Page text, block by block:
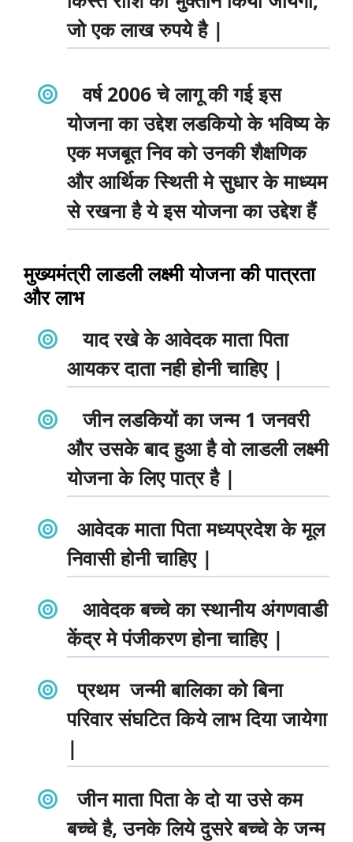
जो एक लाख रुपये है |
वर्ष 2006 चे लागू की गई इस
योजना का उद्देश लडकियो के भविष्य के
एक मजबूत निव को उनकी शैक्षणिक
और आर्थिक स्थिती मे सुधार के माध्यम
से रखना है ये इस योजना का उद्देश हैं
मुख्यमंत्री लाडली लक्ष्मी योजना की पात्रता
और लाभ
याद रखे के आवेदक माता पिता
आयकर दाता नही होनी चाहिए |
जीन लडकियों का जन्म 1 जनवरी
और उसके बाद हुआ है वो लाडली लक्ष्मी
योजना के लिए पात्र है |
आवेदक माता पिता मध्यप्रदेश के मूल
निवासी होनी चाहिए |
आवेदक बच्चे का स्थानीय अंगणवाडी
केंद्र मे पंजीकरण होना चाहिए |
प्रथम जन्मी बालिका को बिना
परिवार संघटित किये लाभ दिया जायेगा
|
जीन माता पिता के दो या उसे कम
बच्चे है, उनके लिये दुसरे बच्चे के जन्म